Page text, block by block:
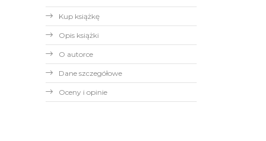
Kup książkę
Opis książki
O autorce
Dane szczegółowe
Oceny i opinie